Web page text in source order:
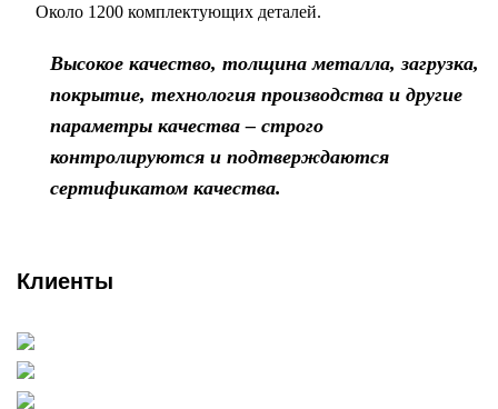
Около 1200 комплектующих деталей.
Высокое качество, толщина металла, загрузка,
покрытие, технология производства и другие
параметры качества – строго
контролируются и подтверждаются
сертификатом качества.
Клиенты